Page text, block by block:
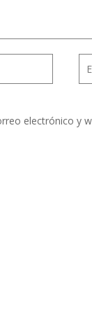
electrónico y